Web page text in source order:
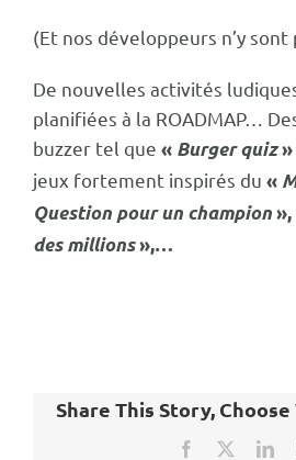
(Et nos développeurs n’y sont
De nouvelles activités
planifiées à la ROADMAP…
buzzer tel que « Burger quiz»
jeux fortement inspirés du «
Question pour un champion»,
des millions»,…
Share This Story,
Facebook